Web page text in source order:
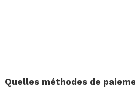
Quelles méthodes de